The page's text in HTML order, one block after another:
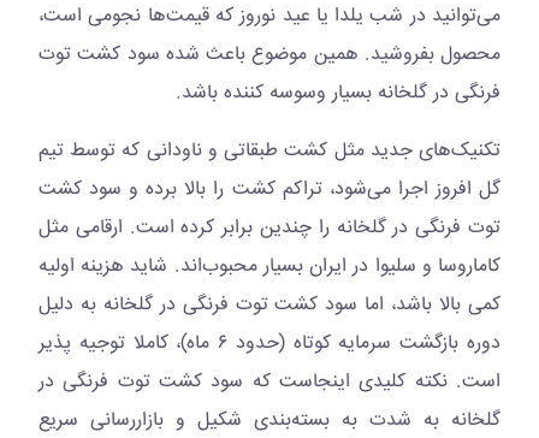
می‌توانید در شب یلدا یا عید نوروز که قیمت‌ها نجومی است،
محصول بفروشید. همین موضوع باعث شده سود کشت توت
فرنگی در گلخانه بسیار وسوسه کننده باشد.
تکنیک‌های جدید مثل کشت طبقاتی و ناودانی که توسط تیم
گل افروز اجرا می‌شود، تراکم کشت را بالا برده و سود کشت
توت فرنگی در گلخانه را چندین برابر کرده است. ارقامی مثل
کاماروسا و سلیوا در ایران بسیار محبوب‌اند. شاید هزینه اولیه
کمی بالا باشد، اما سود کشت توت فرنگی در گلخانه به دلیل
دوره بازگشت سرمایه کوتاه (حدود ۶ ماه)، کاملا توجیه پذیر
است. نکته کلیدی اینجاست که سود کشت توت فرنگی در
گلخانه به شدت به بسته‌بندی شکیل و بازاررسانی سریع